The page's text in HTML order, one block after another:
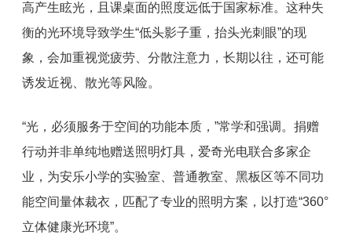
高产生眩光，且课桌面的照度远低于国家标准。这种失
衡的光环境导致学生“低头影子重，抬头光刺眼”的现
象，会加重视觉疲劳、分散注意力，长期以往，还可能
诱发近视、散光等风险。
“光，必须服务于空间的功能本质，”常学和强调。捐赠
行动并非单纯地赠送照明灯具，爱奇光电联合多家企
业，为安乐小学的实验室、普通教室、黑板区等不同功
能空间量体裁衣，匹配了专业的照明方案，以打造“360°
立体健康光环境”。